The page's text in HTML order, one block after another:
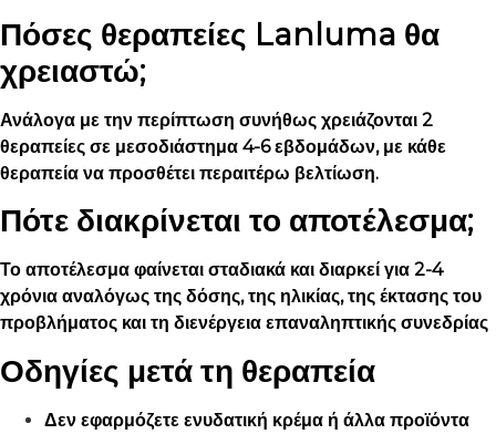
Πόσες θεραπείες Lanluma θα
χρειαστώ;
Ανάλογα με την περίπτωση συνήθως χρειάζονται 2
θεραπείες σε μεσοδιάστημα 4-6 εβδομάδων, με κάθε
θεραπεία να προσθέτει περαιτέρω βελτίωση.
Πότε διακρίνεται το αποτέλεσμα;
Το αποτέλεσμα φαίνεται σταδιακά και διαρκεί για 2-4
χρόνια αναλόγως της δόσης, της ηλικίας, της έκτασης του
προβλήματος και τη διενέργεια επαναληπτικής συνεδρίας
Οδηγίες μετά τη θεραπεία
Δεν εφαρμόζετε ενυδατική κρέμα ή άλλα προϊόντα